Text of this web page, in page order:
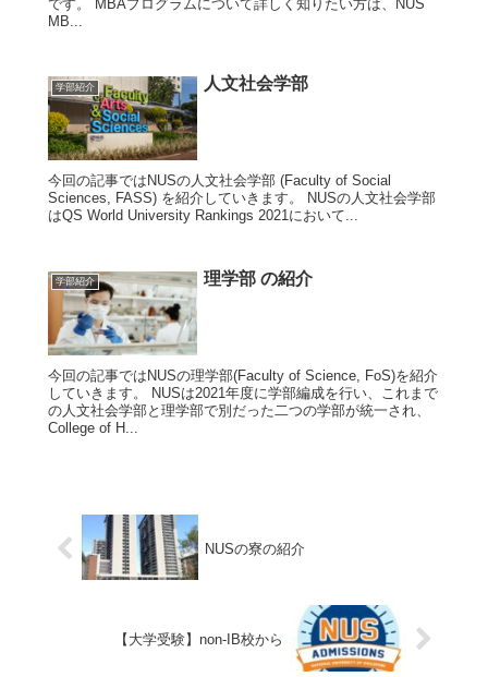
です。 MBAプログラムについて詳しく知りたい方は、NUS
MB...
学部紹介 人文社会学部
今回の記事ではNUSの人文社会学部 (Faculty of Social
Sciences, FASS) を紹介していきます。 NUSの人文社会学部
はQS World University Rankings 2021において...
学部紹介 理学部 の紹介
今回の記事ではNUSの理学部(Faculty of Science, FoS)を紹介
していきます。 NUSは2021年度に学部編成を行い、これまで
の人文社会学部と理学部で別だった二つの学部が統一され、
College of H...
NUSの寮の紹介
【大学受験】non-IB校から